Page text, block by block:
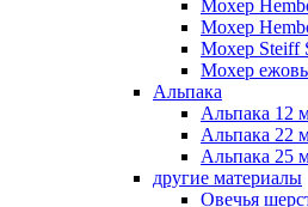
Мохер
Мохер
Мохер Steiff
Мохер
Альпака
Альпака 12
Альпака 22
Альпака 25
другие материалы
Овечья